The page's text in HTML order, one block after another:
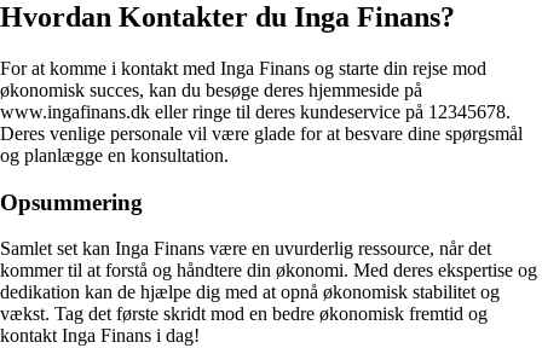
Hvordan Kontakter du Inga Finans?
For at komme i kontakt med Inga Finans og starte din rejse mod
økonomisk succes, kan du besøge deres hjemmeside på
www.ingafinans.dk eller ringe til deres kundeservice på 12345678.
Deres venlige personale vil være glade for at besvare dine spørgsmål
og planlægge en konsultation.
Opsummering
Samlet set kan Inga Finans være en uvurderlig ressource, når det
kommer til at forstå og håndtere din økonomi. Med deres ekspertise og
dedikation kan de hjælpe dig med at opnå økonomisk stabilitet og
vækst. Tag det første skridt mod en bedre økonomisk fremtid og
kontakt Inga Finans i dag!